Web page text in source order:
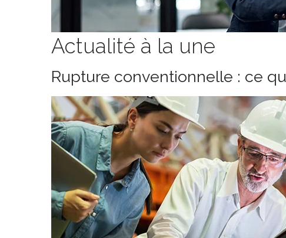
Actualité à la une
Rupture conventionnelle : ce